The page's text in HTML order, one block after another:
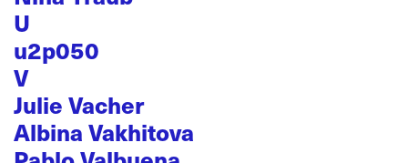
U
u2p050
V
Julie Vacher
Albina Vakhitova